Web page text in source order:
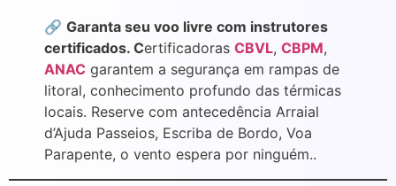
🔗 Garanta seu voo livre com instrutores
certificados. Certificadoras CBVL, CBPM,
ANAC garantem a segurança em rampas de
litoral, conhecimento profundo das térmicas
locais. Reserve com antecedência Arraial
d’Ajuda Passeios, Escriba de Bordo, Voa
Parapente, o vento espera por ninguém..